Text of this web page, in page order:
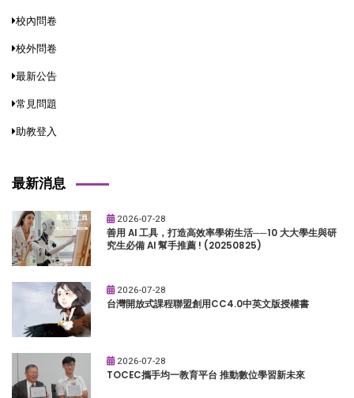
校內問卷
校外問卷
最新公告
常見問題
助教登入
最新消息
2026-07-28
善用 AI 工具，打造高效率學術生活──10 大大學生與研
究生必備 AI 幫手推薦 ! (20250825)
2026-07-28
台灣開放式課程聯盟創用CC4.0中英文版授權書
2026-07-28
TOCEC攜手均一教育平台 推動數位學習新未來